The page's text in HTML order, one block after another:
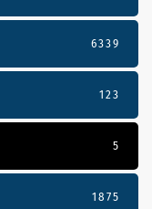
6339
123
5
1875